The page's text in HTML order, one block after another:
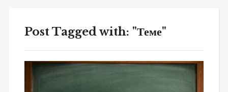
Post Tagged with: "Теме"